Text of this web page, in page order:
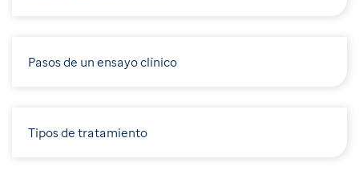
Pasos de un ensayo clínico
Tipos de tratamiento